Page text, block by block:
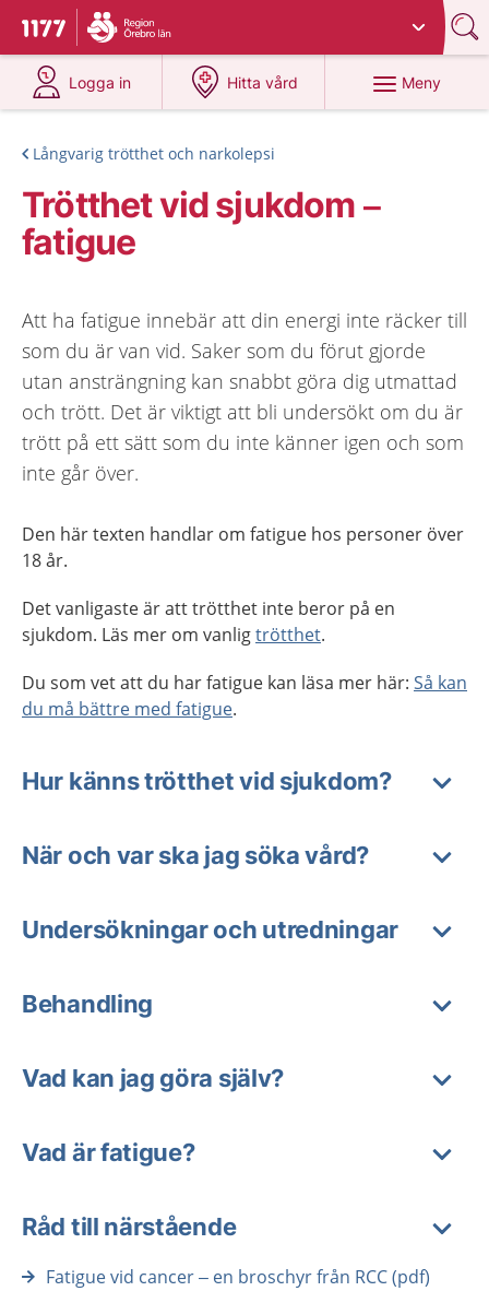
Till startsidan för 1177
Du har valt region
Logga in
på 1177.se
Hitta vård
på 1177.se
Meny
Långvarig trötthet och narkolepsi
Trötthet vid sjukdom –
fatigue
Att ha fatigue innebär att din energi inte räcker till
som du är van vid. Saker som du förut gjorde
utan ansträngning kan snabbt göra dig utmattad
och trött. Det är viktigt att bli undersökt om du är
trött på ett sätt som du inte känner igen och som
inte går över.
Den här texten handlar om fatigue hos personer över
18 år.
Det vanligaste är att trötthet inte beror på en
sjukdom. Läs mer om vanligtrötthet.
Du som vet att du har fatigue kan läsa mer här: Så kan
du må bättre med fatigue.
Hur känns trötthet vid sjukdom?
När och var ska jag söka vård?
Undersökningar och utredningar
Behandling
Vad kan jag göra själv?
Vad är fatigue?
Råd till närstående
Fatigue vid cancer – en broschyr från RCC (pdf)